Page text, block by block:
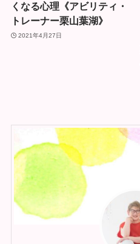
くなる心理《アビリティ・
トレーナー栗山葉湖》
2021年4月27日